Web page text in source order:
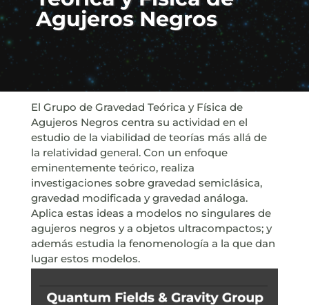
Agujeros Negros
El Grupo de Gravedad Teórica y Física de
Agujeros Negros centra su actividad en el
estudio de la viabilidad de teorías más allá de
la relatividad general. Con un enfoque
eminentemente teórico, realiza
investigaciones sobre gravedad semiclásica,
gravedad modificada y gravedad análoga.
Aplica estas ideas a modelos no singulares de
agujeros negros y a objetos ultracompactos; y
además estudia la fenomenología a la que dan
lugar estos modelos.